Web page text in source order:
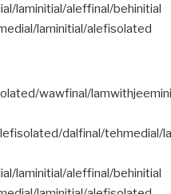
laminitial/aleffinal/behinitial
laminitial/alefisolated
wawfinal/
dalfinal/tehmedial/
laminitial/aleffinal/behinitial